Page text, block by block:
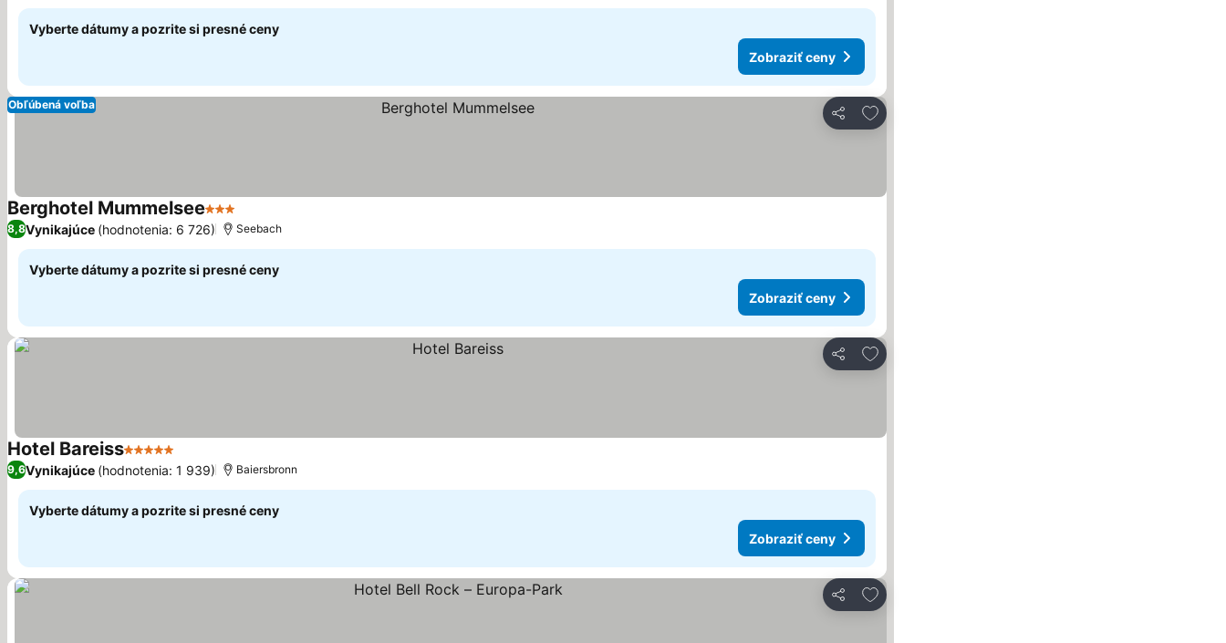
Vyberte dátumy a pozrite si presné ceny
Zobraziť ceny
Zdieľať
Pridať do obľúbených
Obľúbená voľba
Berghotel Mummelsee3 Počet hviezdičiek
8,8Vynikajúce (hodnotenia: 6 726) Seebach
Vyberte dátumy a pozrite si presné ceny
Zobraziť ceny
Zdieľať
Pridať do obľúbených
Hotel Bareiss5 Počet hviezdičiek
9,6Vynikajúce (hodnotenia: 1 939) Baiersbronn
Vyberte dátumy a pozrite si presné ceny
Zobraziť ceny
Zdieľať
Pridať do obľúbených